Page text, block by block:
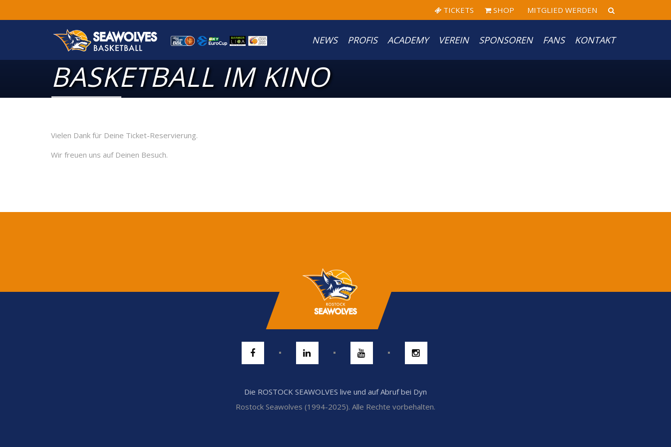
TICKETS SHOP MITGLIED WERDEN
NEWS PROFIS ACADEMY VEREIN SPONSOREN FANS KONTAKT
BASKETBALL IM KINO
Vielen Dank für Deine Ticket-Reservierung.
Wir freuen uns auf Deinen Besuch.
Die ROSTOCK SEAWOLVES live und auf Abruf bei Dyn
Rostock Seawolves (1994-2025). Alle Rechte vorbehalten.